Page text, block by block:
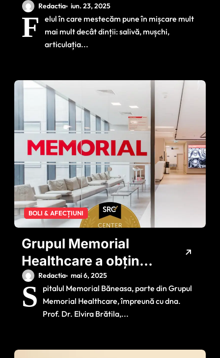
alimente poți (sau
nu) să muști
Redactia iun. 23, 2025
F
elul în care mestecăm pune în mișcare mult
mai mult decât dinții: salivă, mușchi,
articulația...
BOLI & AFECȚIUNI
Grupul Memorial
Healthcare a obținut
Acreditarea Surgical
Review Corporation
pentru Spitalul
ca singurul Centru
Redactia mai 6, 2025
S
pitalul Memorial Băneasa, parte din Grupul
Memorial Healthcare, împreună cu dna.
Prof. Dr. Elvira Brătila,...